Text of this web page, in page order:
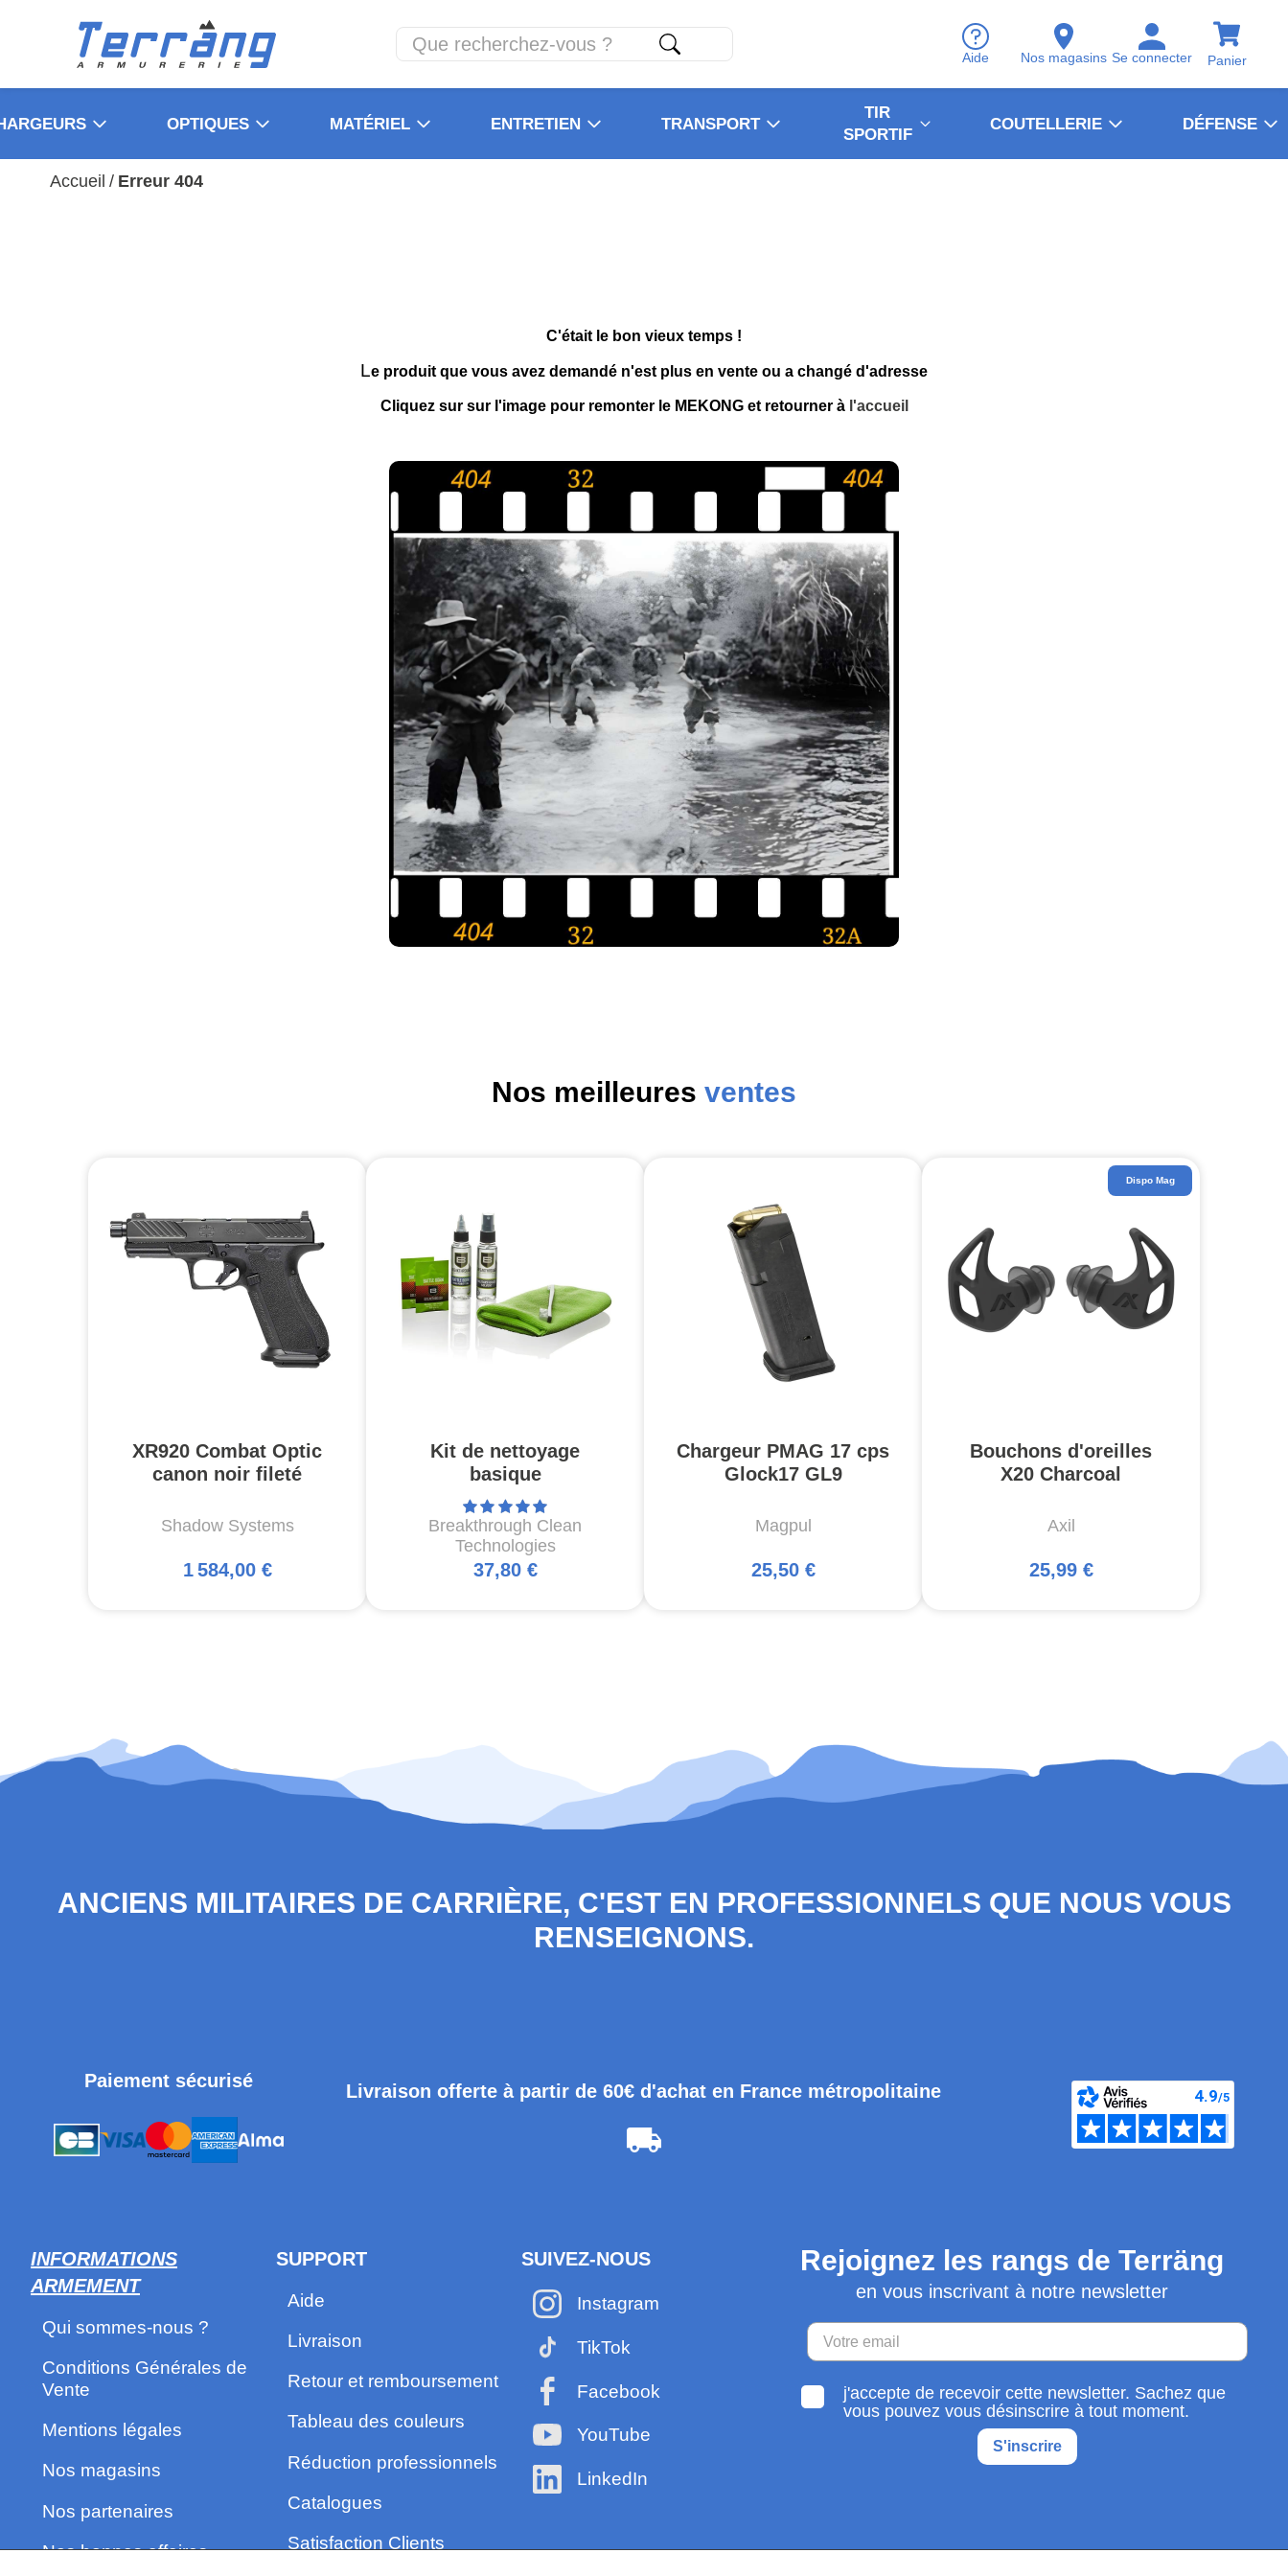
Aide Nos magasins Se connecter Panier
OPTIQUES MATÉRIEL ENTRETIEN TRANSPORT
TIR
SPORTIF
COUTELLERIE DÉFENSE
Accueil / Erreur 404
C'était le bon vieux temps !
Le produit que vous avez demandé n'est plus en vente ou a changé d'adresse
Cliquez sur sur l'image pour remonter le MEKONG et retourner à l'accueil
Nos meilleures ventes
XR920 Combat Optic
canon noir fileté
Shadow Systems
1 584,00 €
Kit de nettoyage
basique
Breakthrough Clean
Technologies
37,80 €
Chargeur PMAG 17 cps
Glock17 GL9
Magpul
25,50 €
Bouchons d'oreilles
X20 Charcoal
Axil
25,99 €
Dispo Mag
ANCIENS MILITAIRES DE CARRIÈRE, C'EST EN PROFESSIONNELS QUE NOUS VOUS
RENSEIGNONS.
Paiement sécurisé Livraison offerte à partir de 60€ d'achat en France métropolitaine
INFORMATIONS
ARMEMENT
Qui sommes-nous ?
Conditions Générales de
Vente
Mentions légales
Nos magasins
Nos partenaires
Nos bonnes affaires
SUPPORT
Aide
Livraison
Retour et remboursement
Tableau des couleurs
Réduction professionnels
Catalogues
Satisfaction Clients
SUIVEZ-NOUS
Instagram
TikTok
Facebook
YouTube
LinkedIn
Rejoignez les rangs de Terräng
en vous inscrivant à notre newsletter
j'accepte de recevoir cette newsletter. Sachez que
vous pouvez vous désinscrire à tout moment.
S'inscrire